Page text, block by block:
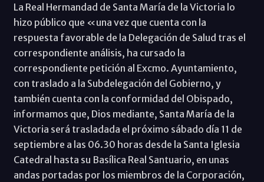
La Real Hermandad de Santa María de la Victoria lo
hizo público que «una vez que cuenta con la
respuesta favorable de la Delegación de Salud tras el
correspondiente análisis, ha cursado la
correspondiente petición al Excmo. Ayuntamiento,
con traslado a la Subdelegación del Gobierno, y
también cuenta con la conformidad del Obispado,
informamos que, Dios mediante, Santa María de la
Victoria será trasladada el próximo sábado día 11 de
septiembre a las 06.30 horas desde la Santa Iglesia
Catedral hasta su Basílica Real Santuario, en unas
andas portadas por los miembros de la Corporación,